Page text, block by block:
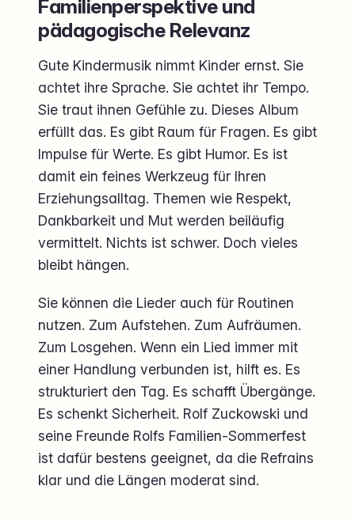
Familienperspektive und
pädagogische Relevanz
Gute Kindermusik nimmt Kinder ernst. Sie
achtet ihre Sprache. Sie achtet ihr Tempo.
Sie traut ihnen Gefühle zu. Dieses Album
erfüllt das. Es gibt Raum für Fragen. Es gibt
Impulse für Werte. Es gibt Humor. Es ist
damit ein feines Werkzeug für Ihren
Erziehungsalltag. Themen wie Respekt,
Dankbarkeit und Mut werden beiläufig
vermittelt. Nichts ist schwer. Doch vieles
bleibt hängen.
Sie können die Lieder auch für Routinen
nutzen. Zum Aufstehen. Zum Aufräumen.
Zum Losgehen. Wenn ein Lied immer mit
einer Handlung verbunden ist, hilft es. Es
strukturiert den Tag. Es schafft Übergänge.
Es schenkt Sicherheit. Rolf Zuckowski und
seine Freunde Rolfs Familien-Sommerfest
ist dafür bestens geeignet, da die Refrains
klar und die Längen moderat sind.